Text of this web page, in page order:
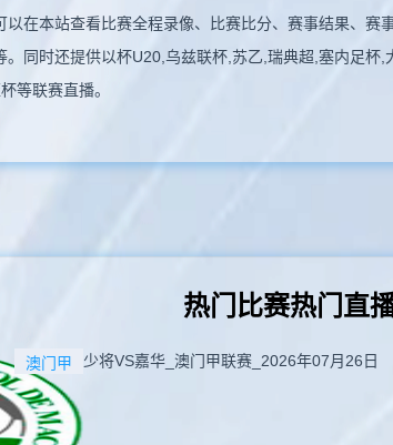
在本站查看比赛全程录像、比赛比分、赛事结果、
同时还提供以杯U20,乌兹联杯,苏乙,瑞典超,塞内足杯
等联赛直播。
热门比赛热门直
澳门甲 少将VS嘉华_澳门甲联赛_2026年07月26日